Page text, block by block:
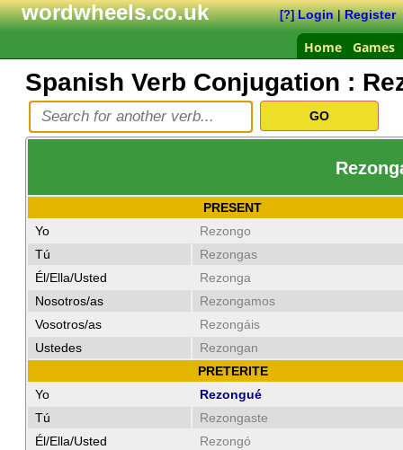
wordwheels.co.uk [?] Login|Register
Home Games
Spanish Verb Conjugation :
PRESENT
Yo
Rezongo
Tú
Rezongas
Él/Ella/Usted
Rezonga
Nosotros/as
Rezongamos
Vosotros/as
Rezongáis
Ustedes
Rezongan
PRETERITE
Yo
Rezongué
Tú
Rezongaste
Él/Ella/Usted
Rezongó